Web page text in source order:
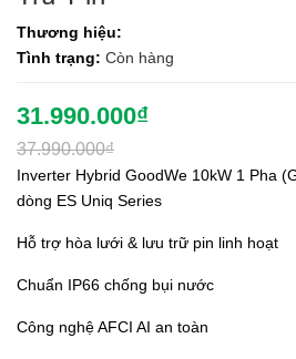
Thương hiệu:
Tình trạng: Còn hàng
31.990.000₫
37.990.000₫
Inverter Hybrid GoodWe 10kW 1 Pha
dòng ES Uniq Series
Hỗ trợ hòa lưới & lưu trữ pin linh hoạt
Chuẩn IP66 chống bụi nước
Công nghệ AFCI AI an toàn